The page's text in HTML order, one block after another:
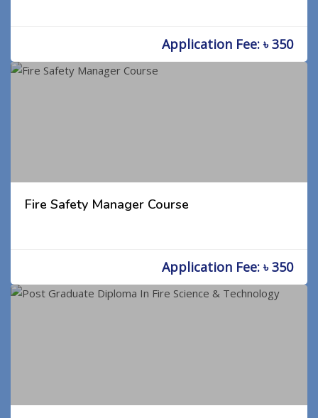
Application Fee: ৳ 350
Fire Safety Manager Course
Application Fee: ৳ 350